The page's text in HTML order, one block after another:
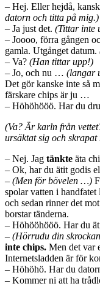
– Hej. Eller hejdå,
datorn och titta på mig.)
– Ja just det. (Tittar inte
– Joooo, förra gången
gamla. Utgånget datum.
– Va? (Han tittar upp!)
– Jo, och nu … (langar
Det gör kanske inte så
färskare chips är ju …
– Höhöhööö. Har du
(Va? Är karln från
ursäktat sig och
– Nej. Jag tänkte äta
– Ok, har du ätit godis
– (Men för bövelen …)
spolar vatten i
och sedan rinner det
borstar tänderna.
– Höhööhööö. Har du
– (Hörrudu din
inte chips. Men det var
Internetsladden är för
– Höhöhö. Har du
– Kommer ni att ha